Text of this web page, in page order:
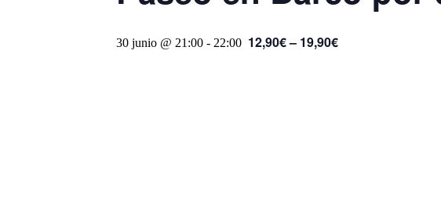
30 junio @ 21:00 - 22:00 12,90€ – 19,90€